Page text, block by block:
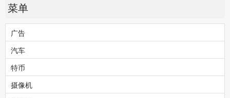
菜单
广告
汽车
特币
摄像机